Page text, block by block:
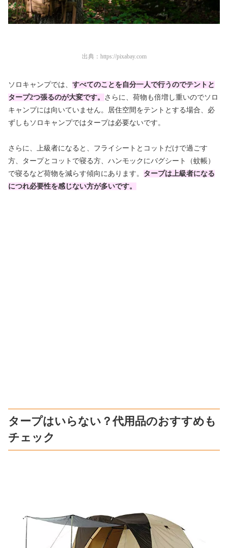
出典： https://pixabay.com
ソロキャンプでは、 すべてのことを自分一人で行うのでテントと
タープ2つ張るのが大変です。 さらに、荷物も倍増し重いのでソロ
キャンプには向いていません。居住空間をテントとする場合、必
ずしもソロキャンプではタープは必要ないです。
さらに、上級者になると、フライシートとコットだけで過ごす
方、タープとコットで寝る方、ハンモックにバグシート（蚊帳）
で寝るなど荷物を減らす傾向にあります。 タープは上級者になる
につれ必要性を感じない方が多いです。
タープはいらない？代用品のおすすめも
チェック